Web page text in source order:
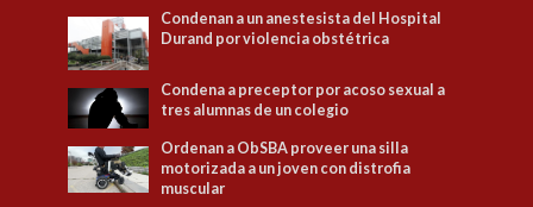
Condenan a un anestesista del Hospital
Durand por violencia obstétrica
Condena a preceptor por acoso sexual a
tres alumnas de un colegio
Ordenan a ObSBA proveer una silla
motorizada a un joven con distrofia
muscular